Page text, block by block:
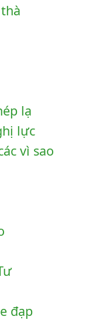
lạ
lực
vì sao
đạp